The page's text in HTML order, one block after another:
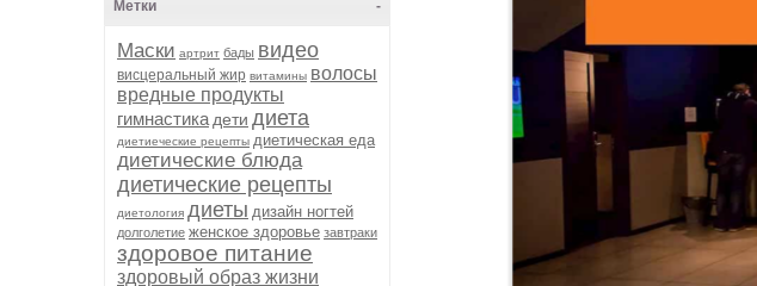
-
Метки
Маски артрит бады видео
висцеральный жир витамины волосы
вредные продукты
гимнастика дети диета
диетиеческие рецепты диетическая еда
диетические блюда
диетические рецепты
диетология диеты дизайн ногтей
долголетие женское здоровье завтраки
здоровое питание
здоровый образ жизни